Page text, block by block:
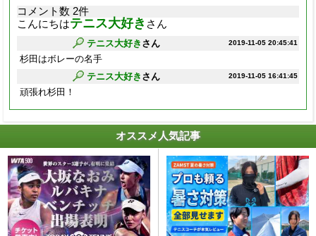
コメント数 2件
こんにちはテニス大好き さん
2019-11-05 20:45:41
テニス大好き さん
杉田はボレーの名手
2019-11-05 16:41:45
テニス大好き さん
頑張れ杉田！
オススメ人気記事